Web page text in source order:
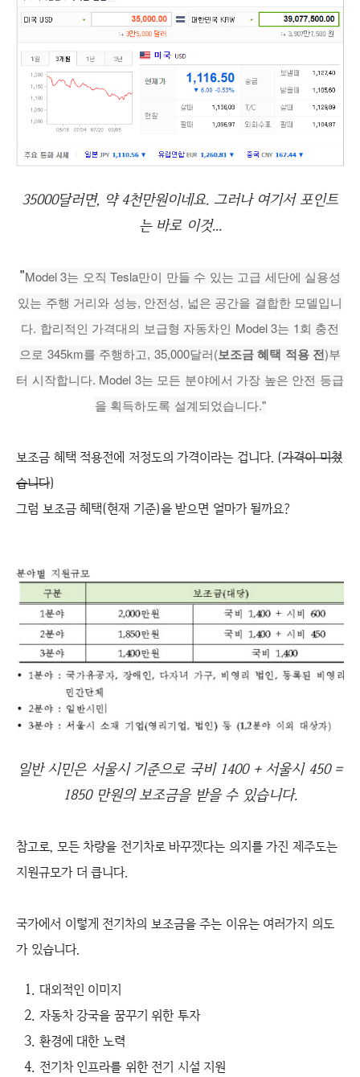
35000달러면, 약 4천만원이네요. 그러나 여기서 포인트
는 바로 이것...
"Model 3는 오직 Tesla만이 만들 수 있는 고급 세단에 실용성
있는 주행 거리와 성능, 안전성, 넓은 공간을 결합한 모델입니
다. 합리적인 가격대의 보급형 자동차인 Model 3는 1회 충전
으로 345km를 주행하고, 35,000달러(보조금 혜택 적용 전)부
터 시작합니다. Model 3는 모든 분야에서 가장 높은 안전 등급
을 획득하도록 설계되었습니다."
보조금 혜택 적용전에 저정도의 가격이라는 겁니다. (가격이 미쳤
습니다)
그럼 보조금 혜택(현재 기준)을 받으면 얼마가 될까요?
일반 시민은 서울시 기준으로 국비 1400 + 서울시 450 =
1850 만원의 보조금을 받을 수 있습니다.
참고로, 모든 차량을 전기차로 바꾸겠다는 의지를 가진 제주도는
지원규모가 더 큽니다.
국가에서 이렇게 전기차의 보조금을 주는 이유는 여러가지 의도
가 있습니다.
대외적인 이미지
자동차 강국을 꿈꾸기 위한 투자
환경에 대한 노력
전기차 인프라를 위한 전기 시설 지원